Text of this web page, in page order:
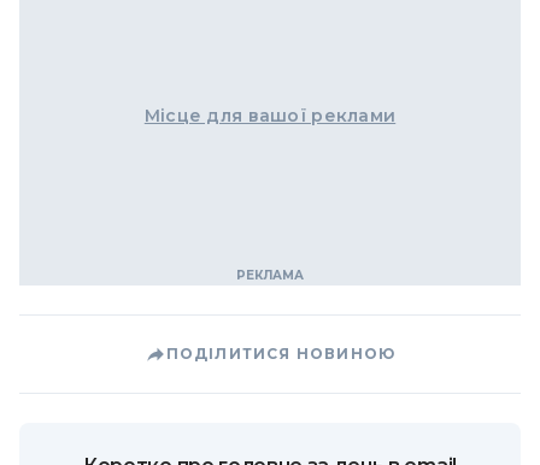
Місце для вашої реклами
ПОДІЛИТИСЯ НОВИНОЮ